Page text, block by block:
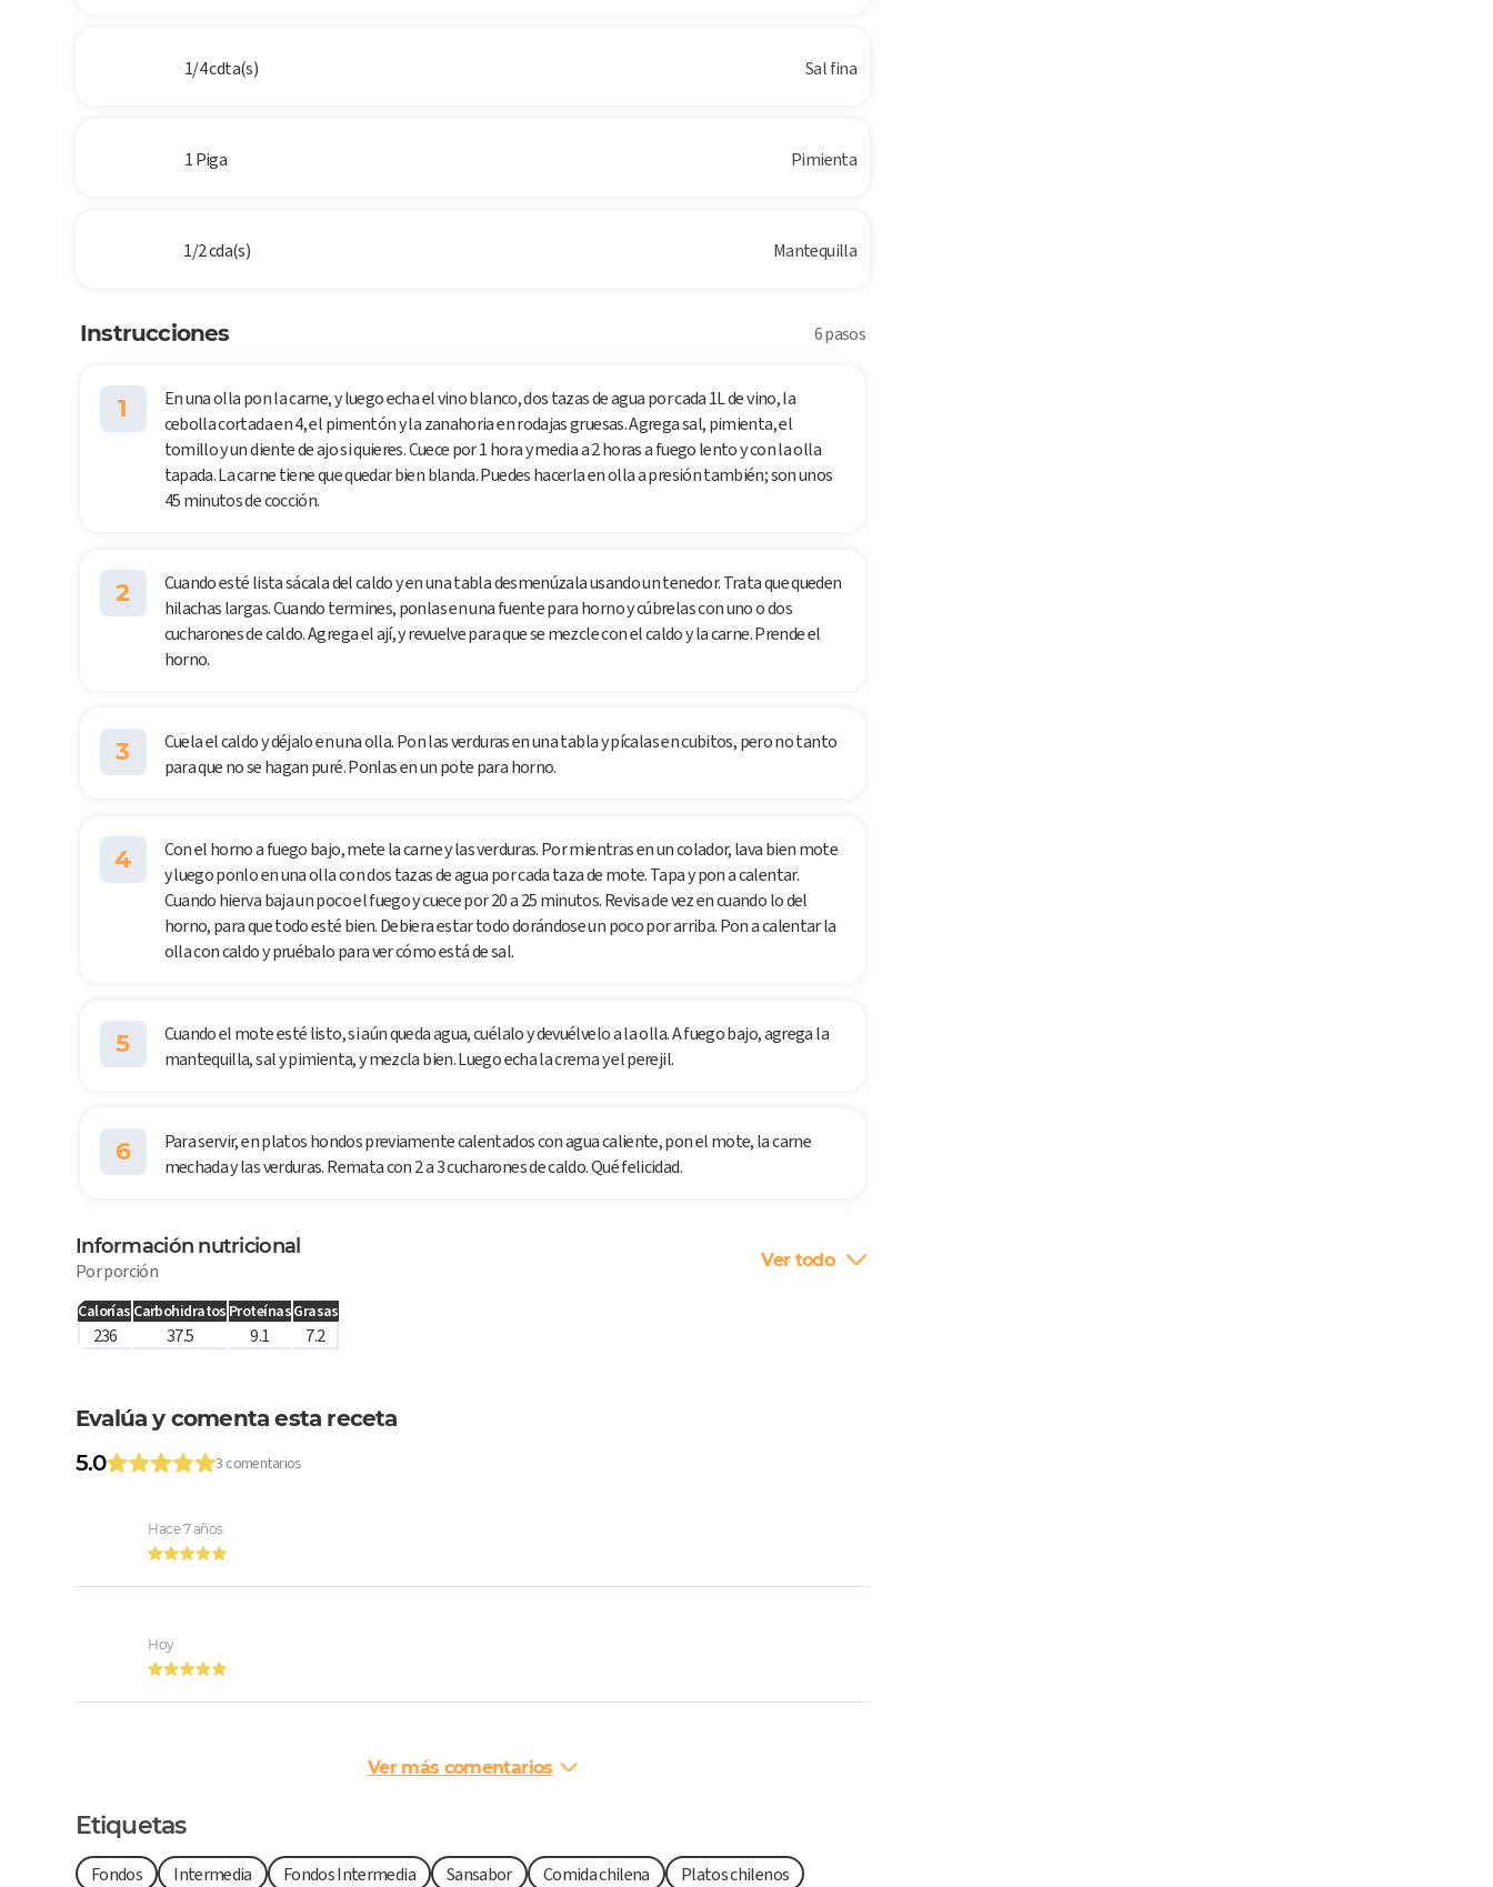
1/4 cdta(s) Sal fina
1 Piga Pimienta
1/2 cda(s) Mantequilla
Instrucciones 6 pasos
1
En una olla pon la carne, y luego echa el vino blanco, dos tazas de agua por cada 1L de vino, la
cebolla cortada en 4, el pimentón y la zanahoria en rodajas gruesas. Agrega sal, pimienta, el
tomillo y un diente de ajo si quieres. Cuece por 1 hora y media a 2 horas a fuego lento y con la olla
tapada. La carne tiene que quedar bien blanda. Puedes hacerla en olla a presión también; son unos
45 minutos de cocción.
2
Cuando esté lista sácala del caldo y en una tabla desmenúzala usando un tenedor. Trata que queden
hilachas largas. Cuando termines, ponlas en una fuente para horno y cúbrelas con uno o dos
cucharones de caldo. Agrega el ají, y revuelve para que se mezcle con el caldo y la carne. Prende el
horno.
3
Cuela el caldo y déjalo en una olla. Pon las verduras en una tabla y pícalas en cubitos, pero no tanto
para que no se hagan puré. Ponlas en un pote para horno.
4
Con el horno a fuego bajo, mete la carne y las verduras. Por mientras en un colador, lava bien mote
y luego ponlo en una olla con dos tazas de agua por cada taza de mote. Tapa y pon a calentar.
Cuando hierva baja un poco el fuego y cuece por 20 a 25 minutos. Revisa de vez en cuando lo del
horno, para que todo esté bien. Debiera estar todo dorándose un poco por arriba. Pon a calentar la
olla con caldo y pruébalo para ver cómo está de sal.
5
Cuando el mote esté listo, si aún queda agua, cuélalo y devuélvelo a la olla. A fuego bajo, agrega la
mantequilla, sal y pimienta, y mezcla bien. Luego echa la crema y el perejil.
6
Para servir, en platos hondos previamente calentados con agua caliente, pon el mote, la carne
mechada y las verduras. Remata con 2 a 3 cucharones de caldo. Qué felicidad.
Información nutricional
Por porción Ver todo
Calorías Carbohidratos ProteínasGrasas
236 37.5 9.1 7.2
Evalúa y comenta esta receta
5.0
3 comentarios
Hace 7 años
Hoy
Ver más comentarios
Etiquetas
Fondos Intermedia Fondos Intermedia Sansabor Comida chilena Platos chilenos